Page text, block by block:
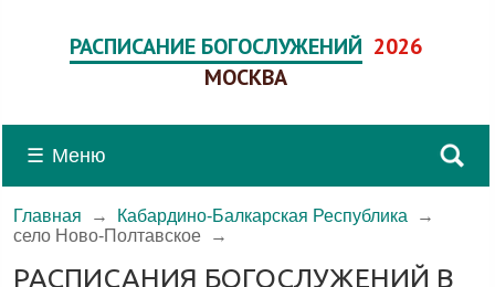
РАСПИСАНИЕ БОГОСЛУЖЕНИЙ 2026
МОСКВА
☰ Меню
Главная → Кабардино-Балкарская Республика →
село Ново-Полтавское →
РАСПИСАНИЯ БОГОСЛУЖЕНИЙ В